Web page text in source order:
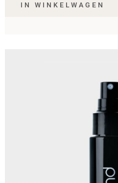
IN WINKELWAGEN